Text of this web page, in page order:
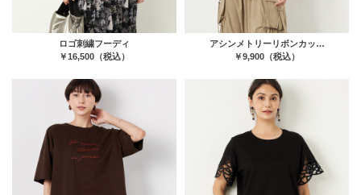
ロゴ刺繍フーディ
￥16,500（税込）
アシンメトリーリボンカッ…
￥9,900（税込）